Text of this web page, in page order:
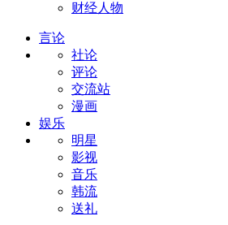
财经人物
言论
社论
评论
交流站
漫画
娱乐
明星
影视
音乐
韩流
送礼